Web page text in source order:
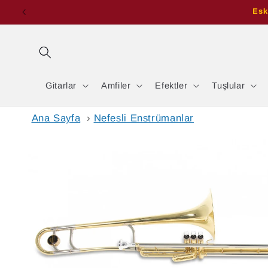
İçeriğe
Gitarlar Amfiler Efektler Tuşlular
Ana Sayfa › Nefesli Enstrümanlar